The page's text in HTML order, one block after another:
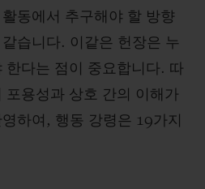
동에서 추구해야 할 방향
습니다. 이같은 헌장은 누
한다는 점이 중요합니다. 따
포용성과 상호 간의 이해가
하여, 행동 강령은 19가지